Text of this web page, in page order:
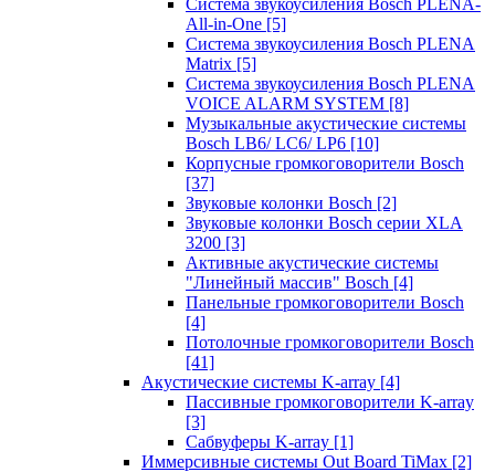
Система звукоусиления Bosch PLENA-
All-in-One [5]
Система звукоусиления Bosch PLENA
Matrix [5]
Система звукоусиления Bosch PLENA
VOICE ALARM SYSTEM [8]
Музыкальные акустические системы
Bosch LB6/ LC6/ LP6 [10]
Корпусные громкоговорители Bosch
[37]
Звуковые колонки Bosch [2]
Звуковые колонки Bosch серии XLA
3200 [3]
Активные акустические системы
"Линейный массив" Bosch [4]
Панельные громкоговорители Bosch
[4]
Потолочные громкоговорители Bosch
[41]
Акустические системы K-array [4]
Пассивные громкоговорители K-array
[3]
Сабвуферы K-array [1]
Иммерсивные системы Out Board TiMax [2]